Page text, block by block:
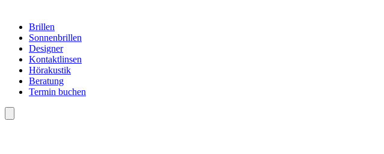
Brillen
Sonnenbrillen
Designer
Kontaktlinsen
Hörakustik
Beratung
Termin buchen